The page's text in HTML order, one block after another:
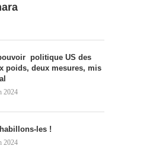
politique US des
poids, deux mesures, mis
2024
les !
2024